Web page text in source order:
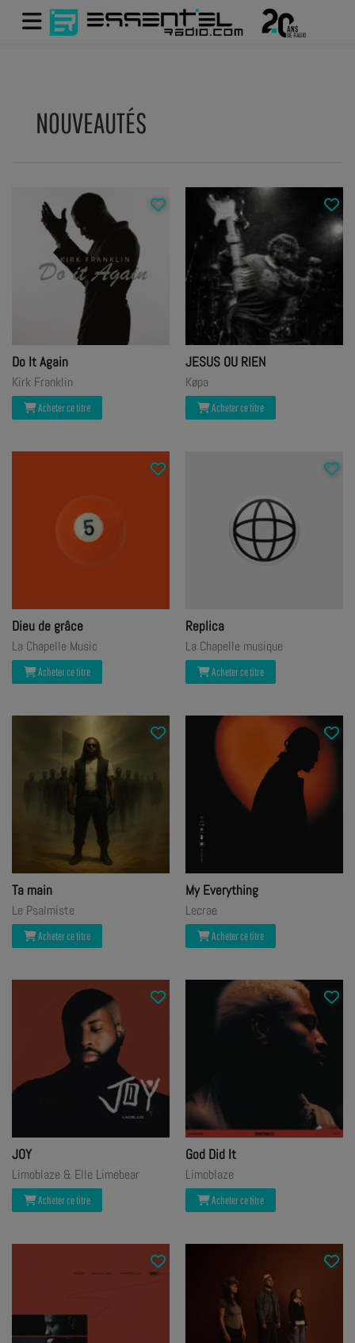
NOUVEAUTÉS
Do It Again
Kirk Franklin
Acheter ce titre
JESUS OU RIEN
Køpa
Acheter ce titre
Dieu de grâce
La Chapelle Music
Acheter ce titre
Replica
La Chapelle musique
Acheter ce titre
Ta main
Le Psalmiste
Acheter ce titre
My Everything
Lecrae
Acheter ce titre
JOY
Limoblaze & Elle Limebear
Acheter ce titre
God Did It
Limoblaze
Acheter ce titre